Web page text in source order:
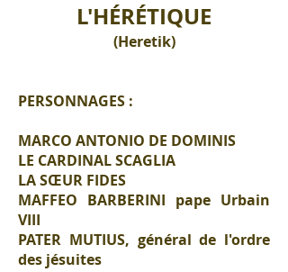
L'HÉRÉTIQUE
(Heretik)
PERSONNAGES :
MARCO ANTONIO DE DOMINIS
LE CARDINAL SCAGLIA
LA SŒUR FIDES
MAFFEO BARBERINI pape Urbain
VIII
PATER MUTIUS, général de l'ordre
des jésuites